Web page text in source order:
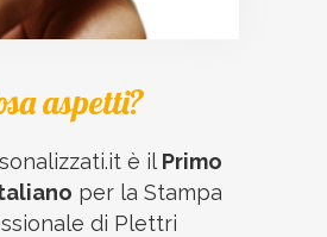
aspetti?
è il Primo
per la Stampa
di Plettri